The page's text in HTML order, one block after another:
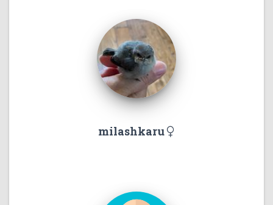
milashkaru